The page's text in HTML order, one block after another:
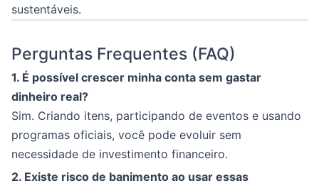
sustentáveis.
Perguntas Frequentes (FAQ)
1. É possível crescer minha conta sem gastar
dinheiro real?
Sim. Criando itens, participando de eventos e usando
programas oficiais, você pode evoluir sem
necessidade de investimento financeiro.
2. Existe risco de banimento ao usar essas